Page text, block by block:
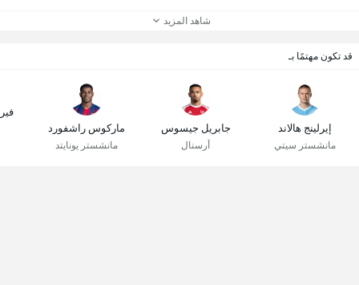
شاهد المزيد
قد تكون مهتمًا بـ
إيرلينج هالاند
مانشستر سيتي
جابريل جيسوس
أرسنال
ماركوس راشفورد
مانشستر يونايتد